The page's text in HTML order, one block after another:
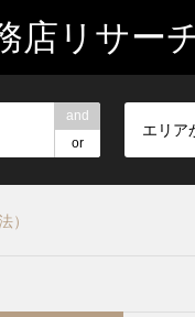
店リサー
and
or
エリア
）